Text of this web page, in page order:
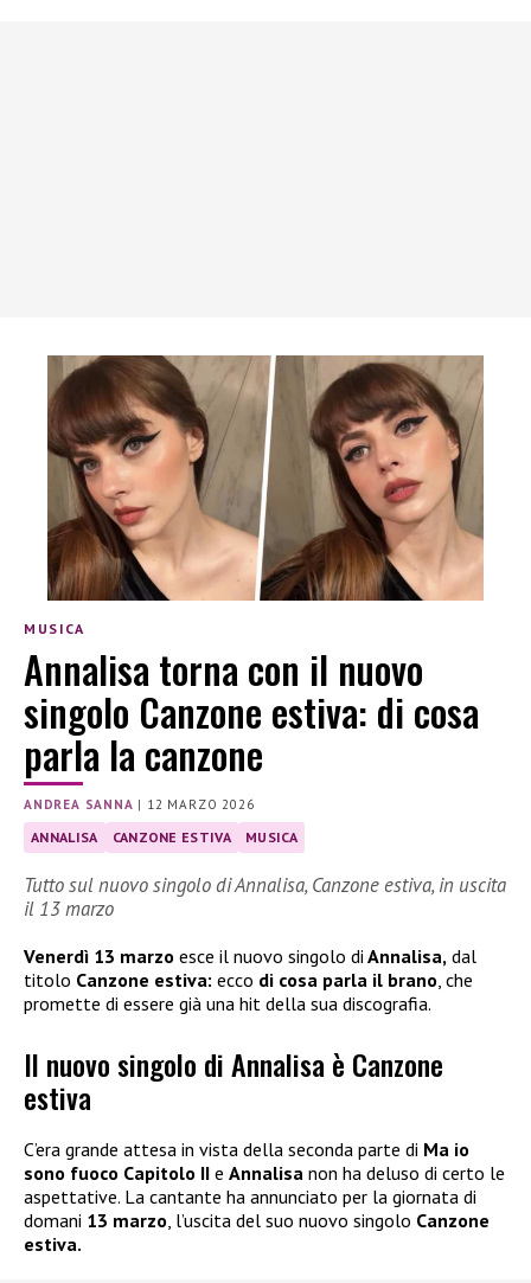
MUSICA
Annalisa torna con il nuovo
singolo Canzone estiva: di cosa
parla la canzone
ANDREA SANNA | 12 MARZO 2026
ANNALISA CANZONE ESTIVA MUSICA
Tutto sul nuovo singolo di Annalisa, Canzone estiva, in uscita
il 13 marzo
Venerdì 13 marzo esce il nuovo singolo di Annalisa, dal
titolo Canzone estiva: ecco di cosa parla il brano, che
promette di essere già una hit della sua discografia.
Il nuovo singolo di Annalisa è Canzone
estiva
C’era grande attesa in vista della seconda parte di Ma io
sono fuoco Capitolo II e Annalisa non ha deluso di certo le
aspettative. La cantante ha annunciato per la giornata di
domani 13 marzo , l’uscita del suo nuovo singolo Canzone
estiva.